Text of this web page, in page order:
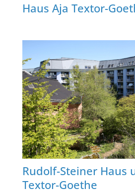
Haus Aja Textor-
Rudolf-Steiner Haus
Textor-Goethe